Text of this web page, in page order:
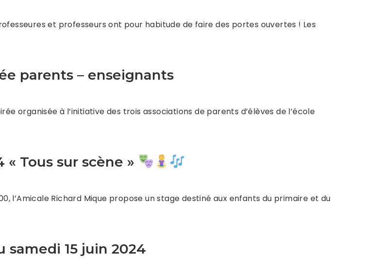
et professeurs ont pour habitude de faire des portes ouvertes ! Les
parents – enseignants
organisée à l’initiative des trois associations de parents d’élèves de l’école
« Tous sur scène »
l’Amicale Richard Mique propose un stage destiné aux enfants du primaire et du
samedi 15 juin 2024